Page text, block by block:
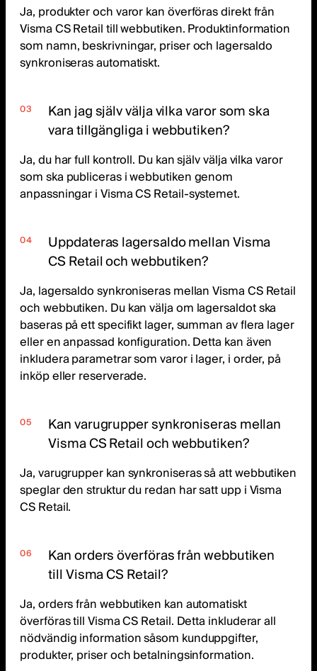
Ja, produkter och varor kan överföras direkt från
Visma CS Retail till webbutiken. Produktinformation
som namn, beskrivningar, priser och lagersaldo
synkroniseras automatiskt.
Kan jag själv välja vilka varor som ska
vara tillgängliga i webbutiken?
Ja, du har full kontroll. Du kan själv välja vilka varor
som ska publiceras i webbutiken genom
anpassningar i Visma CS Retail-systemet.
Uppdateras lagersaldo mellan Visma
CS Retail och webbutiken?
Ja, lagersaldo synkroniseras mellan Visma CS Retail
och webbutiken. Du kan välja om lagersaldot ska
baseras på ett specifikt lager, summan av flera lager
eller en anpassad konfiguration. Detta kan även
inkludera parametrar som varor i lager, i order, på
inköp eller reserverade.
Kan varugrupper synkroniseras mellan
Visma CS Retail och webbutiken?
Ja, varugrupper kan synkroniseras så att webbutiken
speglar den struktur du redan har satt upp i Visma
CS Retail.
Kan orders överföras från webbutiken
till Visma CS Retail?
Ja, orders från webbutiken kan automatiskt
överföras till Visma CS Retail. Detta inkluderar all
nödvändig information såsom kunduppgifter,
produkter, priser och betalningsinformation.